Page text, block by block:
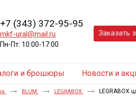
+7 (343) 372-95-95
mkf-ural@mail.ru
Пн-Пт: 10:00-17:00
Заказать
и брошюры Новости и
BLUM LEGRABOX
LEGRABOX